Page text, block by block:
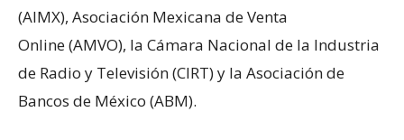
(AIMX), Asociación Mexicana de Venta
Online (AMVO), la Cámara Nacional de la Industria
de Radio y Televisión (CIRT) y la Asociación de
Bancos de México (ABM).